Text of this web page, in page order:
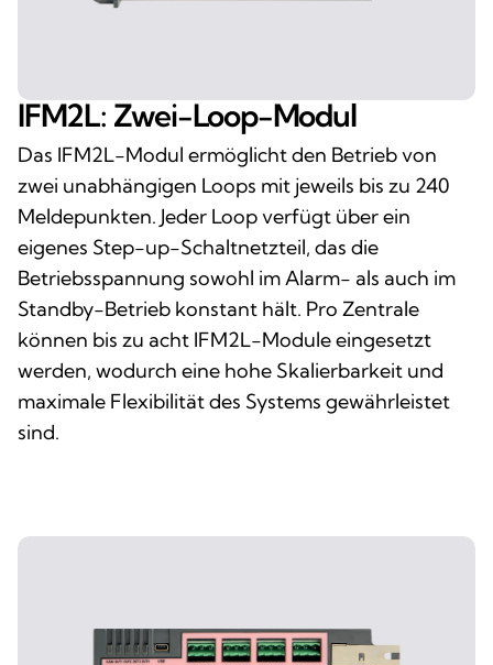
IFM2L: Zwei-Loop-Modul
Das IFM2L-Modul ermöglicht den Betrieb von
zwei unabhängigen Loops mit jeweils bis zu 240
Meldepunkten. Jeder Loop verfügt über ein
eigenes Step-up-Schaltnetzteil, das die
Betriebsspannung sowohl im Alarm- als auch im
Standby-Betrieb konstant hält. Pro Zentrale
können bis zu acht IFM2L-Module eingesetzt
werden, wodurch eine hohe Skalierbarkeit und
maximale Flexibilität des Systems gewährleistet
sind.